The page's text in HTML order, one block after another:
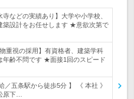
寺などの実績あり】大学や小学校、
築設計をお任せします ★意欲次第で
重視の採用】有資格者、建築学科
年齢不問です ★面接1回のスピード
／五条駅から徒歩5分 】 《 本社 》
原下…